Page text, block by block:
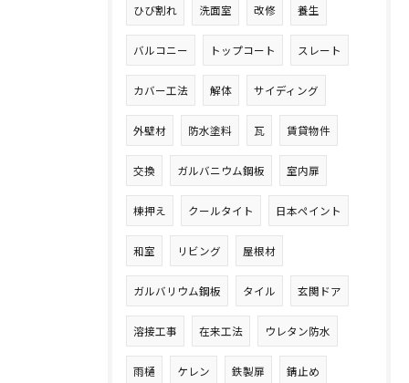
ひび割れ 洗面室 改修 養生
バルコニー トップコート スレート
カバー工法 解体 サイディング
外壁材 防水塗料 瓦 賃貸物件
交換 ガルバニウム鋼板 室内扉
棟押え クールタイト 日本ペイント
和室 リビング 屋根材
ガルバリウム鋼板 タイル 玄関ドア
溶接工事 在来工法 ウレタン防水
雨樋 ケレン 鉄製扉 錆止め